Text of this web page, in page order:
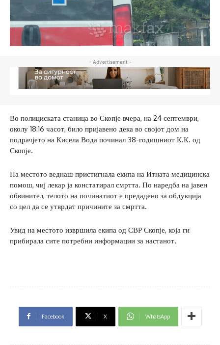
- Advertisement -
Во полициската станица во Скопје вчера, на 24 септември,
околу 18:16 часот, било пријавено дека во својот дом на
подрачјето на Кисела Вода починал 38-годишниот К.К. од
Скопје.
На местото веднаш пристигнала екипа на Итната медицинска
помош, чиј лекар ја констатирал смртта. По наредба на јавен
обвинител, телото на починатиот е предадено за обдукција
со цел да се утврдат причините за смртта.
Увид на местото извршила екипа од СВР Скопје, која ги
прибирала сите потребни информации за настанот.
Facebook X WhatsApp